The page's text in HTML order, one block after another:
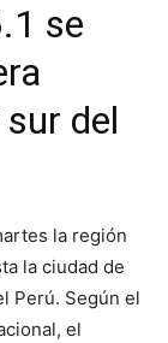
se
del
la región
la ciudad de
Perú. Según el
el